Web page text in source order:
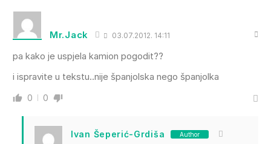
Mr.Jack 03.07.2012. 14:11
pa kako je uspjela kamion pogodit??
i ispravite u tekstu..nije španjolska nego španjolka
0 0
Ivan Šeperić-Grdiša Author